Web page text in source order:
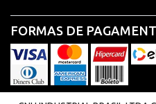
FORMAS DE